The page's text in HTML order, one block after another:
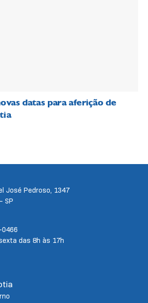
datas para aferição de
José Pedroso, 1347
SP
das 8h às 17h